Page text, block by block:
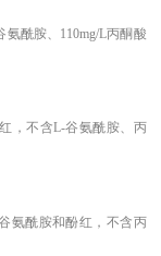
氨酰胺、110mg/L丙酮酸
，不含L-谷氨酰胺、丙
氨酰胺和酚红，不含丙